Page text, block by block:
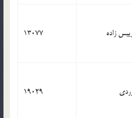
زاده 13077
19029